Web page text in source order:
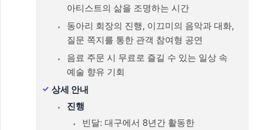
아티스트의 삶을 조명하는 시간
동아리 회장의 진행, 이끄미의 음악과 대화,
질문 쪽지를 통한 관객 참여형 공연
음료 주문 시 무료로 즐길 수 있는 일상 속
예술 향유 기회
상세 안내
진행
빈달: 대구에서 8년간 활동한